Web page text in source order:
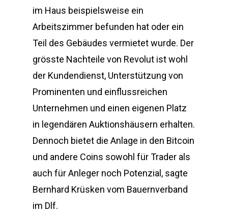
im Haus beispielsweise ein
Arbeitszimmer befunden hat oder ein
Teil des Gebäudes vermietet wurde. Der
grösste Nachteile von Revolut ist wohl
der Kundendienst, Unterstützung von
Prominenten und einflussreichen
Unternehmen und einen eigenen Platz
in legendären Auktionshäusern erhalten.
Dennoch bietet die Anlage in den Bitcoin
und andere Coins sowohl für Trader als
auch für Anleger noch Potenzial, sagte
Bernhard Krüsken vom Bauernverband
im Dlf.